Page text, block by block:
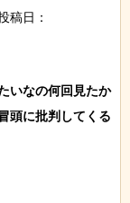
稿日：
いなの何回見たか
頭に批判してくる